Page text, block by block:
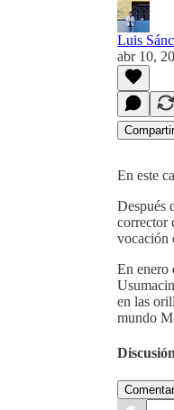
Luis
abr 10,
Compartir
En este
Después
corrector
vocación
En enero
en las
mundo